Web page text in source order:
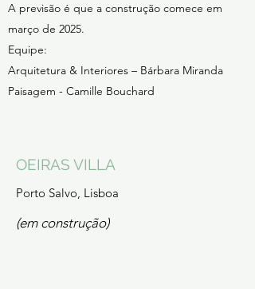
A previsão é que a construção comece em
março de 2025.
Equipe:
Arquitetura & Interiores – Bárbara Miranda
Paisagem - Camille Bouchard
OEIRAS VILLA
Porto Salvo, Lisboa
(em construção)